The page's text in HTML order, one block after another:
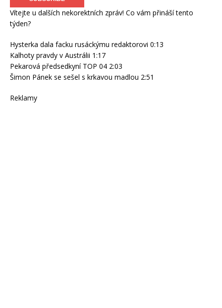
Vítejte u dalších nekorektních zpráv! Co vám přináší tento
týden?
Hysterka dala facku rusáckýmu redaktorovi 0:13
Kalhoty pravdy v Austrálii 1:17
Pekarová předsedkyní TOP 04 2:03
Šimon Pánek se sešel s krkavou madlou 2:51
Reklamy